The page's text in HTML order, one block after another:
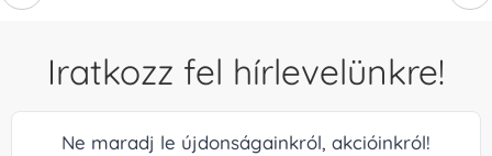
Iratkozz fel hírlevelünkre!
Ne maradj le újdonságainkról, akcióinkról!